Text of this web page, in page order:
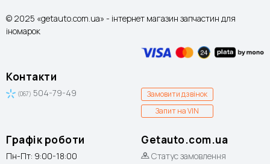
© 2025 «getauto.com.ua» - інтернет магазин запчастин для
іномарок
Контакти
(067) 504-79-49
Замовити дзвінок
Запит на VIN
Графік роботи
Пн-Пт: 9:00-18:00
Getauto.com.ua
Статус замовлення